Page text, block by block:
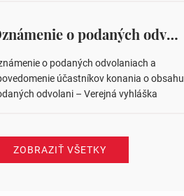
Oznámenie o podaných odvolaniach a upovedomenie účastníkov konania o obsahu podaných odvolani – Verejná vyhláška
o podaných odvolaniach a
účastníkov konania o obsahu
odvolani – Verejná vyhláška
ZOBRAZIŤ VŠETKY